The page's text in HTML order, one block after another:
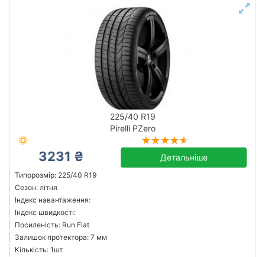
225/40 R19
Pirelli PZero
3231 ₴ Детальніше
Типорозмір: 225/40 R19
Сезон: літня
Індекс навантаження:
Індекс швидкості:
Посиленість: Run Flat
Залишок протектора: 7 мм
Кількість: 1шт